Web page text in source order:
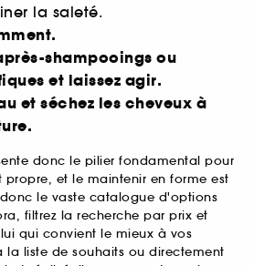
la saleté.
shampooings ou
et laissez agir.
et séchez les cheveux à
donc le pilier fondamental pour
propre, et le maintenir en forme est
le vaste catalogue d'options
filtrez la recherche par prix et
qui convient le mieux à vos
la liste de souhaits ou directement